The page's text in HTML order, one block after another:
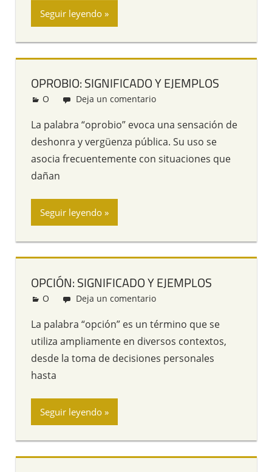
Seguir leyendo
OPROBIO: SIGNIFICADO Y EJEMPLOS
Redacción
O Deja un comentario
La palabra “oprobio” evoca una sensación de
deshonra y vergüenza pública. Su uso se
asocia frecuentemente con situaciones que
dañan
Seguir leyendo
OPCIÓN: SIGNIFICADO Y EJEMPLOS
Redacción
O Deja un comentario
La palabra “opción” es un término que se
utiliza ampliamente en diversos contextos,
desde la toma de decisiones personales
hasta
Seguir leyendo